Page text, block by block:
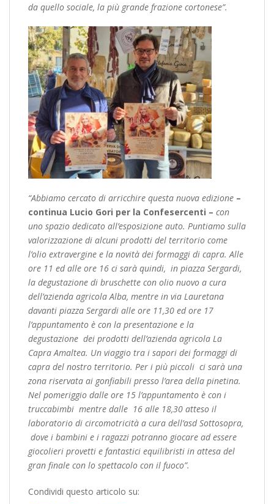
da quello sociale, la più grande frazione cortonese”.
“Abbiamo cercato di arricchire questa nuova edizione –
continua Lucio Gori per la Confesercenti – con
uno spazio dedicato all’esposizione auto. Puntiamo sulla
valorizzazione di alcuni prodotti del territorio come
l’olio extravergine e la novità dei formaggi di capra. Alle
ore 11 ed alle ore 16 ci sarà quindi, in piazza Sergardi,
la degustazione di bruschette con olio nuovo a cura
dell’azienda agricola Alba, mentre in via Lauretana
davanti piazza Sergardi alle ore 11,30 ed ore 17
l’appuntamento è con la presentazione e la
degustazione dei prodotti dell’azienda agricola La
Capra Amaltea. Un viaggio tra i sapori dei formaggi di
capra del nostro territorio. Per i più piccoli ci sarà una
zona riservata ai gonfiabili presso l’area della pinetina.
Nel pomeriggio dalle ore 15 l’appuntamento è con i
truccabimbi mentre dalle 16 alle 18,30 atteso il
laboratorio di circomotricità a cura dell’asd Sottosopra,
dove i bambini e i ragazzi potranno giocare ad essere
giocolieri provetti e fantastici equilibristi in attesa del
gran finale con lo spettacolo con il fuoco”.
Condividi questo articolo su: